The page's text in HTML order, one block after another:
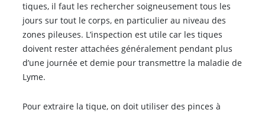
tiques, il faut les rechercher soigneusement tous les
jours sur tout le corps, en particulier au niveau des
zones pileuses. L’inspection est utile car les tiques
doivent rester attachées généralement pendant plus
d’une journée et demie pour transmettre la maladie de
Lyme.
Pour extraire la tique, on doit utiliser des pinces à